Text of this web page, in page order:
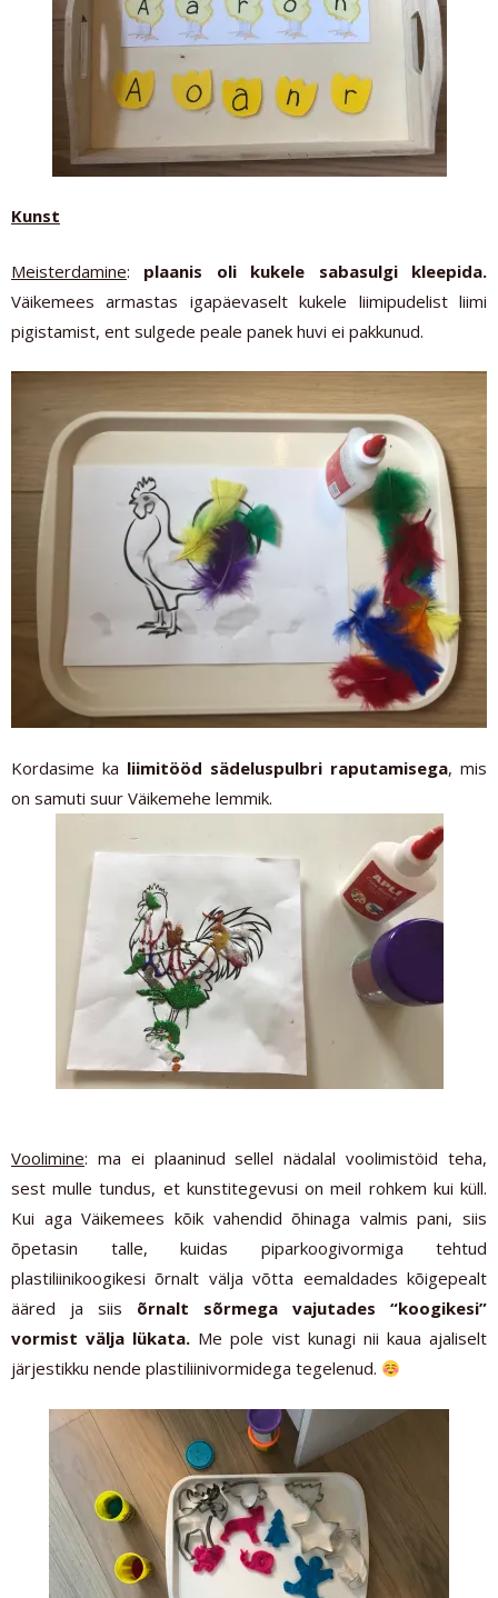
Kunst
Meisterdamine: plaanis oli kukele sabasulgi kleepida.
Väikemees armastas igapäevaselt kukele liimipudelist liimi
pigistamist, ent sulgede peale panek huvi ei pakkunud.
Kordasime ka liimitööd sädeluspulbri raputamisega, mis
on samuti suur Väikemehe lemmik.
Voolimine: ma ei plaaninud sellel nädalal voolimistöid teha,
sest mulle tundus, et kunstitegevusi on meil rohkem kui küll.
Kui aga Väikemees kõik vahendid õhinaga valmis pani, siis
õpetasin talle, kuidas piparkoogivormiga tehtud
plastiliinikoogikesi õrnalt välja võtta eemaldades kõigepealt
ääred ja siis õrnalt sõrmega vajutades “koogikesi”
vormist välja lükata. Me pole vist kunagi nii kaua ajaliselt
järjestikku nende plastiliinivormidega tegelenud.